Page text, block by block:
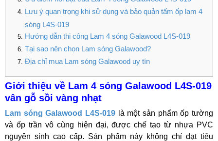
Lưu ý quan trọng khi sử dụng và bảo quản tấm ốp lam 4
sóng L4S-019
Hướng dẫn thi công Lam 4 sóng Galawood L4S-019
Tại sao nên chọn Lam sóng Galawood?
Địa chỉ mua Lam sóng Galawood uy tín
Giới thiệu về Lam 4 sóng Galawood L4S-019
vân gỗ sồi vàng nhạt
Lam sóng Galawood L4S-019 là một sản phẩm ốp tường
và ốp trần vô cùng hiện đại, được chế tạo từ nhựa PVC
nguyên sinh cao cấp. Sản phẩm này không chỉ đạt tiêu